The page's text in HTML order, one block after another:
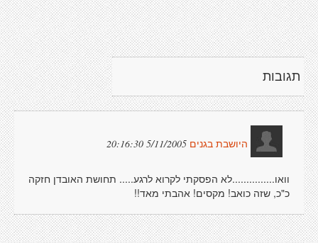
תגובות
היושבת בגנים 5/11/2005 20:16:30
וואו...............לא הפסקתי לקרוא לרגע..... תחושת האובדן חזקה
כ"כ, שזה כואב! מקסים! אהבתי מאד!!